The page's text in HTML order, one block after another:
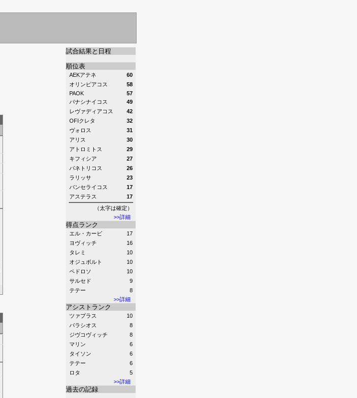
試合結果と日程
順位表
>>詳細
AEKアテネ
60
オリンピアコス
58
PAOK
57
パナシナイコス
49
レヴァディアコス
42
OFIクレタ
32
ヴォロス
31
アリス
30
アトロミトス
29
キフィシア
27
パネトリコス
26
ラリッサ
23
パンセライコス
17
アステラス
17
（太字は確定）
得点ランク
>>詳細
エル・カービ
17
ヨヴィッチ
16
タレミ
10
オジュボルト
10
ペドロソ
10
サルセド
9
テテー
8
アシストランク
>>詳細
ツァプラス
10
パラシオス
8
ジヴコヴィッチ
8
マリン
6
タイソン
6
テテー
6
ロタ
5
過去の記録